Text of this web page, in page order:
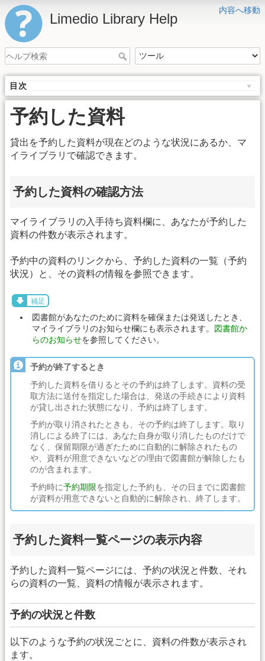
内容へ移動
Limedio Library Help
目次
予約した資料
貸出を予約した資料が現在どのような状況にあるか、マ
イライブラリで確認できます。
予約した資料の確認方法
マイライブラリの入手待ち資料欄に、あなたが予約した
資料の件数が表示されます。
予約中の資料のリンクから、予約した資料の一覧（予約
状況）と、その資料の情報を参照できます。
補足
図書館があなたのために資料を確保または発送したとき、
マイライブラリのお知らせ欄にも表示されます。 図書館か
らのお知らせを参照してください。
予約が終了するとき
予約した資料を借りるとその予約は終了します。資料の受
取方法に送付を指定した場合は、発送の手続きにより資料
が貸し出された状態になり、予約は終了します。
予約が取り消されたときも、その予約は終了します。取り
消しによる終了には、あなた自身が取り消したものだけで
なく、保留期限が過ぎたために自動的に解除されたもの
や、資料が用意できないなどの理由で図書館が解除したも
のが含まれます。
予約時に予約期限を指定した予約も、その日までに図書館
が資料が用意できないと自動的に解除され、終了します。
予約した資料一覧ページの表示内容
予約した資料一覧ページには、予約の状況と件数、それ
らの資料の一覧、資料の情報が表示されます。
予約の状況と件数
以下のような予約の状況ごとに、資料の件数が表示され
ます。